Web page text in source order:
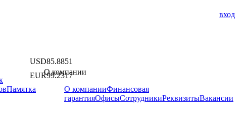
вход
USD85.8851
EUR99.2317
Памятка
О компании
О компанииФинансовая
гарантияОфисыСотрудникиРеквизитыВакансии